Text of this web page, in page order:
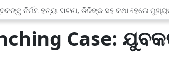
ନିର୍ମମ ହତ୍ୟା ଘଟଣା, ଡିଜିଙ୍କ ସହ କଥା ହେଲେ
Case: